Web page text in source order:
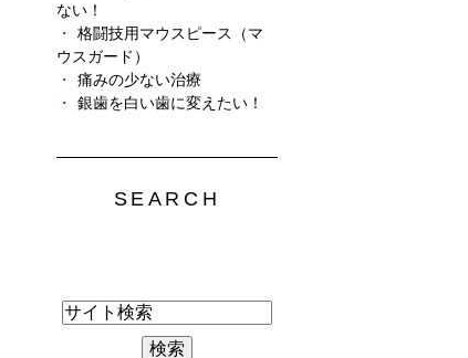
ない！
格闘技用マウスピース（マ
ウスガード）
痛みの少ない治療
銀歯を白い歯に変えたい！
SEARCH